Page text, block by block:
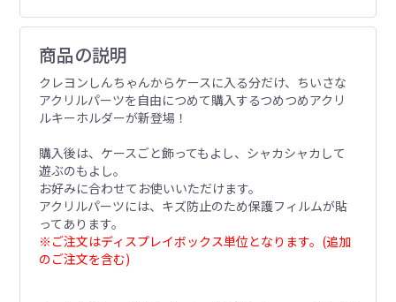
商品の説明
クレヨンしんちゃんからケースに入る分だけ、ちいさな
アクリルパーツを自由につめて購入するつめつめアクリ
ルキーホルダーが新登場！
購入後は、ケースごと飾ってもよし、シャカシャカして
遊ぶのもよし。
お好みに合わせてお使いいただけます。
アクリルパーツには、キズ防止のため保護フィルムが貼
ってあります。
※ご注文はディスプレイボックス単位となります。(追加
のご注文を含む)